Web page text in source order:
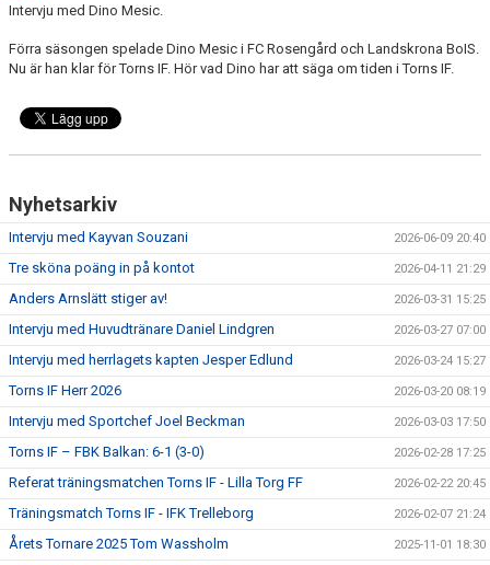
Intervju med Dino Mesic.
Förra säsongen spelade Dino Mesic i FC Rosengård och Landskrona BoIS.
Nu är han klar för Torns IF. Hör vad Dino har att säga om tiden i Torns IF.
Nyhetsarkiv
Intervju med Kayvan Souzani 2026-06-09 20:40
Tre sköna poäng in på kontot 2026-04-11 21:29
Anders Arnslätt stiger av! 2026-03-31 15:25
Intervju med Huvudtränare Daniel Lindgren 2026-03-27 07:00
Intervju med herrlagets kapten Jesper Edlund 2026-03-24 15:27
Torns IF Herr 2026 2026-03-20 08:19
Intervju med Sportchef Joel Beckman 2026-03-03 17:50
Torns IF – FBK Balkan: 6-1 (3-0) 2026-02-28 17:25
Referat träningsmatchen Torns IF - Lilla Torg FF 2026-02-22 20:45
Träningsmatch Torns IF - IFK Trelleborg 2026-02-07 21:24
Årets Tornare 2025 Tom Wassholm 2025-11-01 18:30